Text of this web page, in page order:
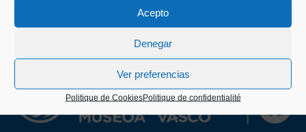
Acepto
Denegar
Ver preferencias
Politique de CookiesPolitique de confidentialité